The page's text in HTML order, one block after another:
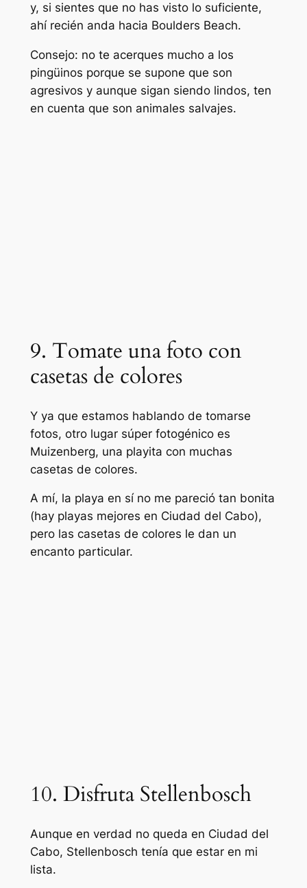
y, si sientes que no has visto lo suficiente,
ahí recién anda hacia Boulders Beach.
Consejo: no te acerques mucho a los
pingüinos porque se supone que son
agresivos y aunque sigan siendo lindos, ten
en cuenta que son animales salvajes.
9. Tomate una foto con
casetas de colores
Y ya que estamos hablando de tomarse
fotos, otro lugar súper fotogénico es
Muizenberg, una playita con muchas
casetas de colores.
A mí, la playa en sí no me pareció tan bonita
(hay playas mejores en Ciudad del Cabo),
pero las casetas de colores le dan un
encanto particular.
10. Disfruta Stellenbosch
Aunque en verdad no queda en Ciudad del
Cabo, Stellenbosch tenía que estar en mi
lista.